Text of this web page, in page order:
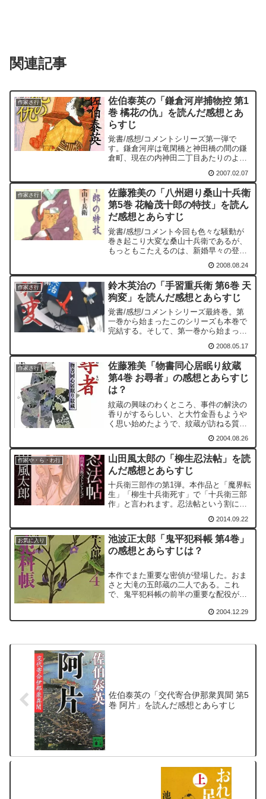
関連記事
作家さ行
佐伯泰英の「鎌倉河岸捕物控 第1
巻 橘花の仇」を読んだ感想とあ
らすじ
覚書/感想/コメントシリーズ第一弾で
す。鎌倉河岸は竜閑橋と神田橋の間の鎌
倉町、現在の内神田二丁目あたりのよう
へちょっと行ったあたり。今となっては
昔の面影は全くありません。ここを舞台
に、しほ、政次、亮吉、...
2007.02.07
作家さ行
佐藤雅美の「八州廻り桑山十兵衛
第5巻 花輪茂十郎の特技」を読ん
だ感想とあらすじ
覚書/感想/コメント今回も色々な騒動が
巻き起こり大変な桑山十兵衛であるが、
もっともこたえるのは、新婚早々の登勢
体なぜ？最近では「桑山に過ぎたるもの
二つあり、大業物に上総の女房」と言わ
れるようになった。大業...
2008.08.24
作家さ行
鈴木英治の「手習重兵衛 第6巻 天
狗変」を読んだ感想とあらすじ
覚書/感想/コメントシリーズ最終巻。第
一巻から始まったこのシリーズも本巻で
完結する。そして、第一巻から始まった
の全貌がわかる。このシリーズのおさら
いをしてみよう。そもそも、重兵衛が国
から追われるようにして...
2008.05.17
作家さ行
佐藤雅美「物書同心居眠り紋蔵
第4巻 お尋者」の感想とあらすじ
は？
紋蔵の興味のわくところ、事件の解決の
香りがするらしい、と大竹金吾もようや
く思い始めたようで、紋蔵が訪ねる質問
身の勘所も悪くないのではないかと、紋
蔵は思ってきているようにも感じます。
そこはそこ、高くなった鼻...
2004.08.26
作家や・ら・わ行
山田風太郎の「柳生忍法帖」を読
んだ感想とあらすじ
十兵衛三部作の第1弾。本作品と「魔界転
生」「柳生十兵衛死す」で「十兵衛三部
作」と言われます。忍法帖という割に
2014.09.22
お気に入り
池波正太郎「鬼平犯科帳 第4巻」
の感想とあらすじは？
本作でまた重要な密偵が登場した。おま
さと大滝の五郎蔵の二人である。これ
で、鬼平犯科帳の前半の重要な配役がだ
は、本作でも軽く触れられているが、今
後もさらに多く語られることになる。
2004.12.29
佐伯泰英の「交代寄合伊那衆異聞 第5
巻 阿片」を読んだ感想とあらすじ